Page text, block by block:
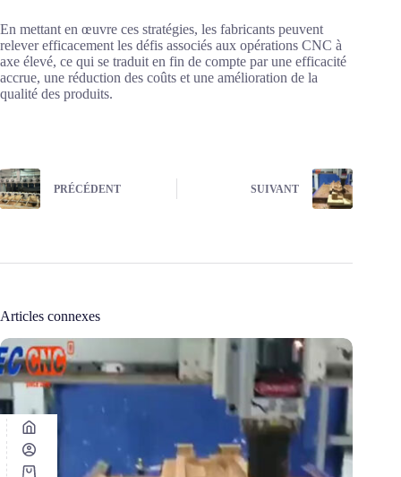
En mettant en œuvre ces stratégies, les fabricants peuvent
relever efficacement les défis associés aux opérations CNC à
axe élevé, ce qui se traduit en fin de compte par une efficacité
accrue, une réduction des coûts et une amélioration de la
qualité des produits.
PRÉCÉDENT SUIVANT
Articles connexes